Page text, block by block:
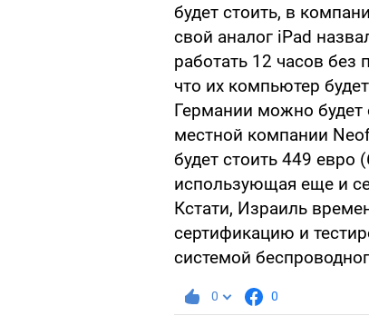
будет стоить, в
свой аналог iPad
работать 12 часов
что их компьютер
Германии можно будет
местной компании
будет стоить 449
использующая еще и
Кстати, Израиль
сертификацию и
системой
0 0